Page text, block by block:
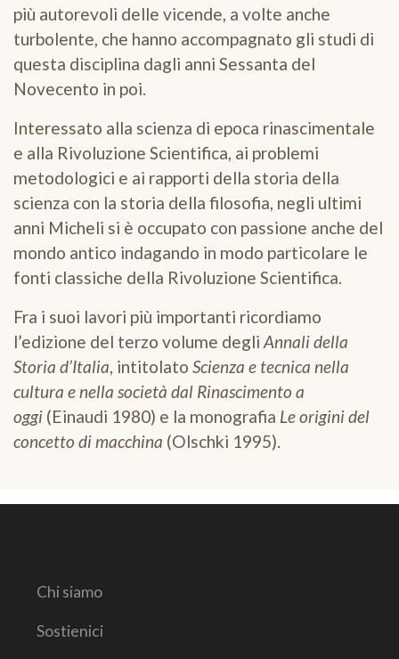
più autorevoli delle vicende, a volte anche
turbolente, che hanno accompagnato gli studi di
questa disciplina dagli anni Sessanta del
Novecento in poi.
Interessato alla scienza di epoca rinascimentale
e alla Rivoluzione Scientifica, ai problemi
metodologici e ai rapporti della storia della
scienza con la storia della filosofia, negli ultimi
anni Micheli si è occupato con passione anche del
mondo antico indagando in modo particolare le
fonti classiche della Rivoluzione Scientifica.
Fra i suoi lavori più importanti ricordiamo
l’edizione del terzo volume degli Annali della
Storia d’Italia, intitolato Scienza e tecnica nella
cultura e nella società dal Rinascimento a
oggi (Einaudi 1980) e la monografia Le origini del
concetto di macchina (Olschki 1995).
Chi siamo
Sostienici